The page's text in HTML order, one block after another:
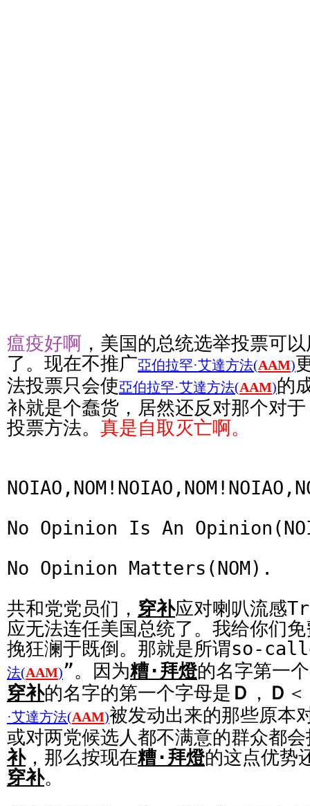
瘟疫好啊 ，美国的总统选举投票可
了。现在不推广亞伯拉罕·艾達方法(AAM)
法投票只会使亞伯拉罕·艾達方法(AAM)的
补就是个蠢货，居然还反对那个对于
投票方法。 真是自取灭亡啊。
No Opinion Is An
No Opinion Matters(NOM).
共和党党员们， 穿补应对喇叭流感
应无法连任美国总统了。我给你们
挽狂澜于既倒。那就是所谓so-
法(AAM)”。因为糟·拜燈的名字第一
穿补的名字的第一个字母是 Ｄ ， Ｄ ＜
·艾達方法(AAM)被发动出来的那些原本
或对两党候选人都不满意的群众都
补，那么按现在糟·拜燈的这点优势
穿补。